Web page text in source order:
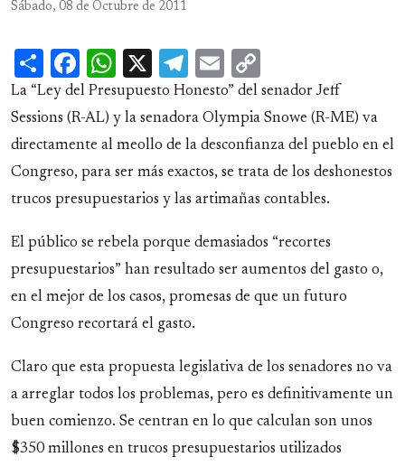
Sábado, 08 de Octubre de 2011
ShareFacebook
WhatsApp
X Telegram
Email
Link
La “Ley del Presupuesto Honesto” del senador Jeff
Sessions (R-AL) y la senadora Olympia Snowe (R-ME) va
directamente al meollo de la desconfianza del pueblo en el
Congreso, para ser más exactos, se trata de los deshonestos
trucos presupuestarios y las artimañas contables.
El público se rebela porque demasiados “recortes
presupuestarios” han resultado ser aumentos del gasto o,
en el mejor de los casos, promesas de que un futuro
Congreso recortará el gasto.
Claro que esta propuesta legislativa de los senadores no va
a arreglar todos los problemas, pero es definitivamente un
buen comienzo. Se centran en lo que calculan son unos
$350 millones en trucos presupuestarios utilizados